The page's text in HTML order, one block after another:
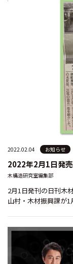
2022.02.04 お知らせ
2022年2月1日発
木構造研究室編集部
2月1日発刊の日刊木
山村・木材振興課が